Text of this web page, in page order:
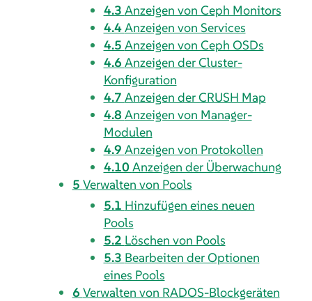
4.3 Anzeigen von Ceph Monitors
4.4Anzeigen von Services
4.5 Anzeigen von Ceph OSDs
4.6 Anzeigen der Cluster-
Konfiguration
4.7 Anzeigen der CRUSH Map
4.8 Anzeigen von Manager-
Modulen
4.9 Anzeigen von Protokollen
4.10Anzeigen der Überwachung
5 Verwalten von Pools
5.1 Hinzufügen eines neuen
Pools
5.2 Löschen von Pools
5.3 Bearbeiten der Optionen
eines Pools
6 Verwalten von RADOS-Blockgeräten